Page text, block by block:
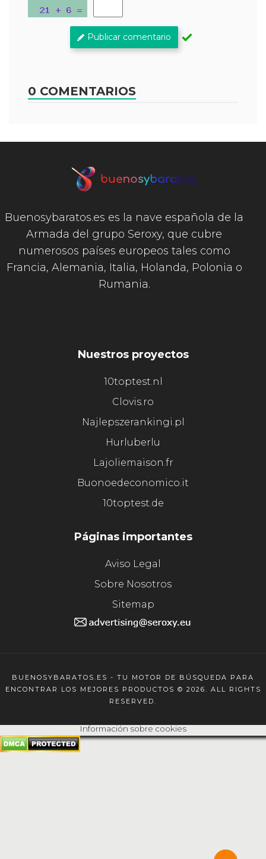
Publicar comentario
0 COMENTARIOS
Buenosybaratos.es es la nave española de la
Armada del grupo Seroxy, que cubre
numerosos países europeos tales como
Francia, Alemania, Italia, Holanda, Polonia o
Rumania.
Nuestros proyectos
10toptest.nl
Clovis.ro
Najlepszerankingi.pl
Hurluberlu
Lajoliemaison.fr
Buonoedeconomico.it
10toptest.de
Páginas importantes
Aviso Legal
Sobre Nosotros
Sitemap
BUENOSYBARATOS.ES - TU MOTOR DE BÚSQUEDA PARA
ENCONTRAR LOS MEJORES PRODUCTOS © 2026. ALL RIGHTS
RESERVED.
Información sobre cookies